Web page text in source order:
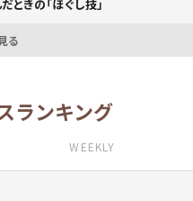
きの「ほぐし技」
る
ランキング
WEEKLY